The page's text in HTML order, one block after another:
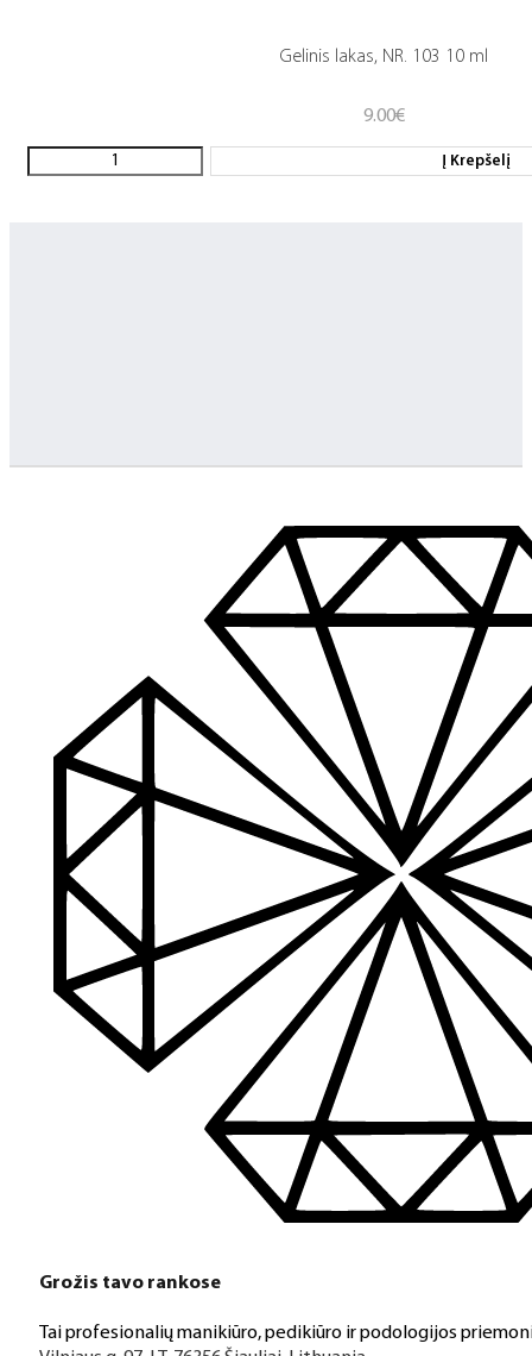
Gelinis lakas, NR. 103 10 ml
9.00€
Į Krepšelį
Grožis tavo rankose
Tai profesionalių manikiūro, pedikiūro ir podologijos